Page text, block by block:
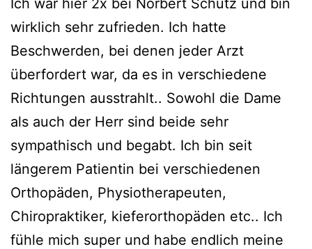
Ich war hier 2x bei Norbert Schütz und bin
wirklich sehr zufrieden. Ich hatte
Beschwerden, bei denen jeder Arzt
überfordert war, da es in verschiedene
Richtungen ausstrahlt.. Sowohl die Dame
als auch der Herr sind beide sehr
sympathisch und begabt. Ich bin seit
längerem Patientin bei verschiedenen
Orthopäden, Physiotherapeuten,
Chiropraktiker, kieferorthopäden etc.. Ich
fühle mich super und habe endlich meine